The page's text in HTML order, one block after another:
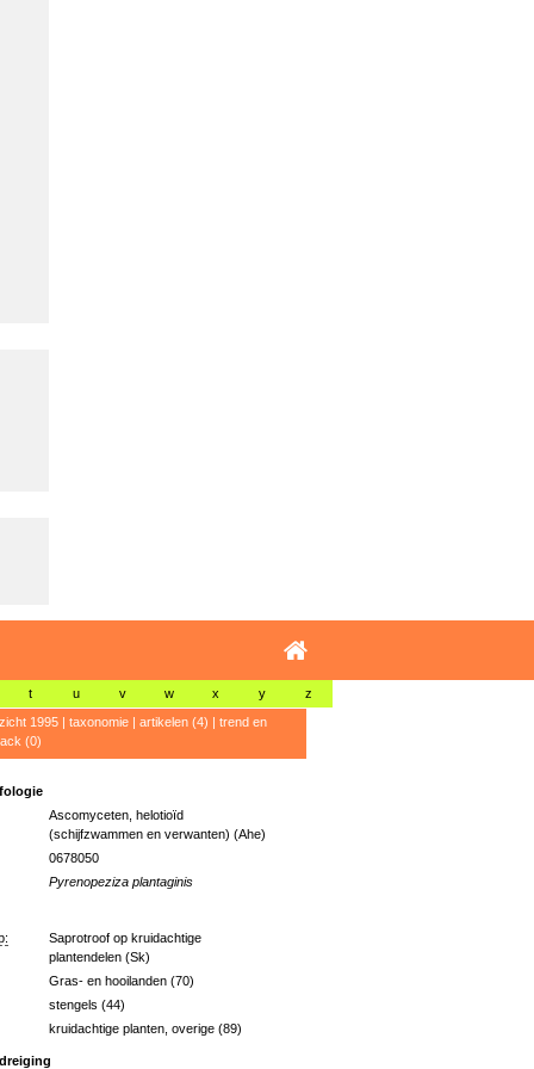
t u v w x y z
1995| taxonomie| artikelen (4) | trend en
(0)
Ascomyceten, helotioïd
(schijfzwammen en verwanten) (Ahe)
0678050
Pyrenopeziza plantaginis
Saprotroof op kruidachtige
plantendelen (Sk)
Gras- en hooilanden (70)
stengels (44)
kruidachtige planten, overige (89)